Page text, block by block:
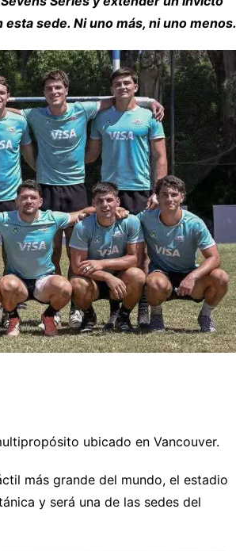
sede. Ni uno más, ni uno menos.
ubicado en Vancouver.
más grande del mundo, el estadio
y será una de las sedes del